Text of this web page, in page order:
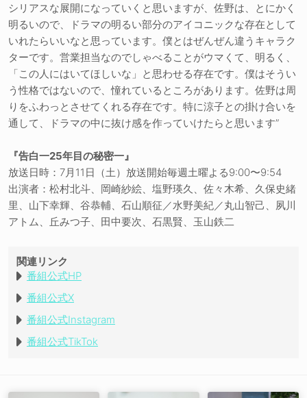
シリアスな展開になっていくと思いますが、佐野は、とにかく
明るいので、ドラマの明るい部分のアイコニックな存在として
いれたらいいなと思っています。僕とはぜんぜん違うキャラク
ターです。営業担当なのでしゃべることがウマくて、明るく、
「この人にはいてほしいな」と思わせる存在です。僕はそうい
う性格ではないので、憧れているところがあります。佐野は周
りをふわっとさせてくれる存在です。特に涼子との掛け合いを
通して、ドラマの中に抜け感を作っていけたらと思います”
『告白一25年目の秘密一』
放送日時：7月11日（土）放送開始毎週土曜よる9:00〜9:54
出演者：松村北斗、岡崎紗絵、塩野瑛久、佐々木希、久保史緒
里、山下幸輝、谷恭輔、石山順征／水野美紀／丸山智己、夙川
アトム、丘みつ子、田中要次、石黒賢、玉山鉄二
関連リンク
番組公式HP
番組公式X
番組公式Instagram
番組公式TikTok